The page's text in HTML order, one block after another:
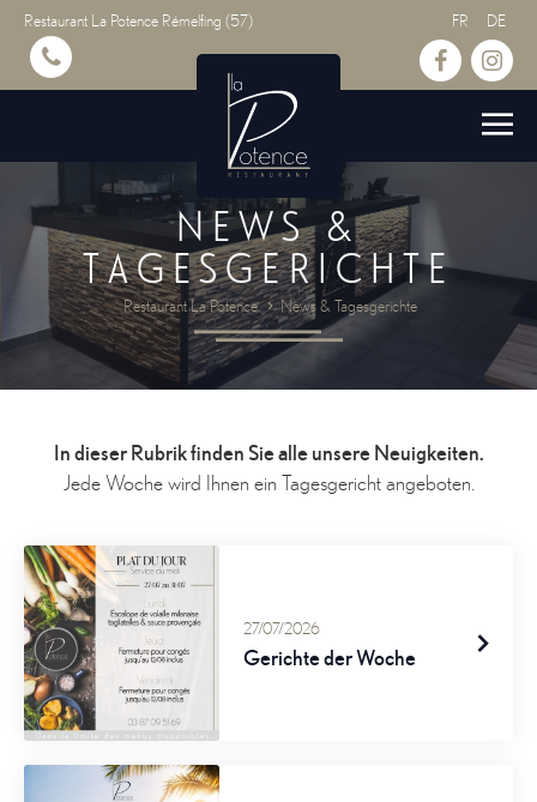
Restaurant La Potence Rémelfing (57) FR DE
NEWS &
TAGESGERICHTE
Restaurant La Potence News & Tagesgerichte
In dieser Rubrik finden Sie alle unsere Neuigkeiten.
Jede Woche wird Ihnen ein Tagesgericht angeboten.
27/07/2026
Gerichte der Woche